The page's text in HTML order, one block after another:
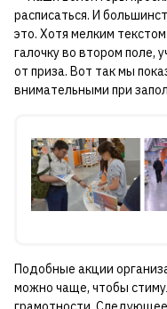
расписаться. И
это. Хотя мелким
галочку во втором поле,
от приза. Вот так мы
внимательными при
Подобные акции
можно чаще, чтобы